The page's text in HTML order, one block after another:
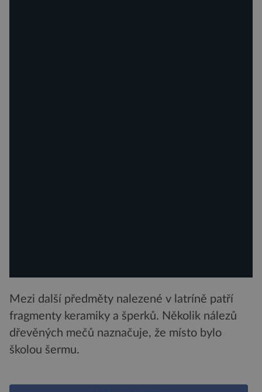
Mezi další předměty nalezené v latríně patří
fragmenty keramiky a šperků. Několik nálezů
dřevěných mečů naznačuje, že místo bylo
školou šermu.